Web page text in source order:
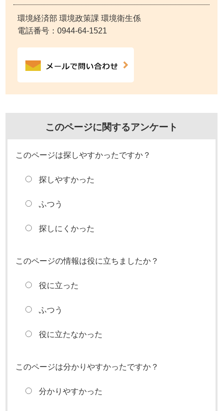
環境経済部 環境政策課 環境衛生係
電話番号：0944-64-1521
このページに関するアンケート
このページは探しやすかったですか？
探しやすかった
ふつう
探しにくかった
このページの情報は役に立ちましたか？
役に立った
ふつう
役に立たなかった
このページは分かりやすかったですか？
分かりやすかった